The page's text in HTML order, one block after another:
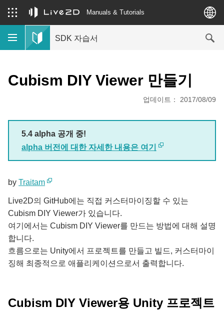
Manuals & Tutorials
SDK 자습서
Cubism DIY Viewer 만들기
업데이트： 2017/08/09
5.4 alpha 공개 중!
alpha 버전에 대한 자세한 내용은 여기
by Traitam
Live2D의 GitHub에는 직접 커스터마이징할 수 있는
Cubism DIY Viewer가 있습니다.
여기에서는 Cubism DIY Viewer를 만드는 방법에 대해 설명
합니다.
흐름으로는 Unity에서 프로젝트를 만들고 빌드, 커스터마이
징해 최종적으로 애플리케이션으로서 출력합니다.
Cubism DIY Viewer용 Unity 프로젝트